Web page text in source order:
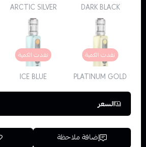
DARK BLACK
ARCTIC SILVER
نفدت الكمية
PLATINUM GOLD
نفدت الكمية
ICE BLUE
السعر
إضافة ملاحظة